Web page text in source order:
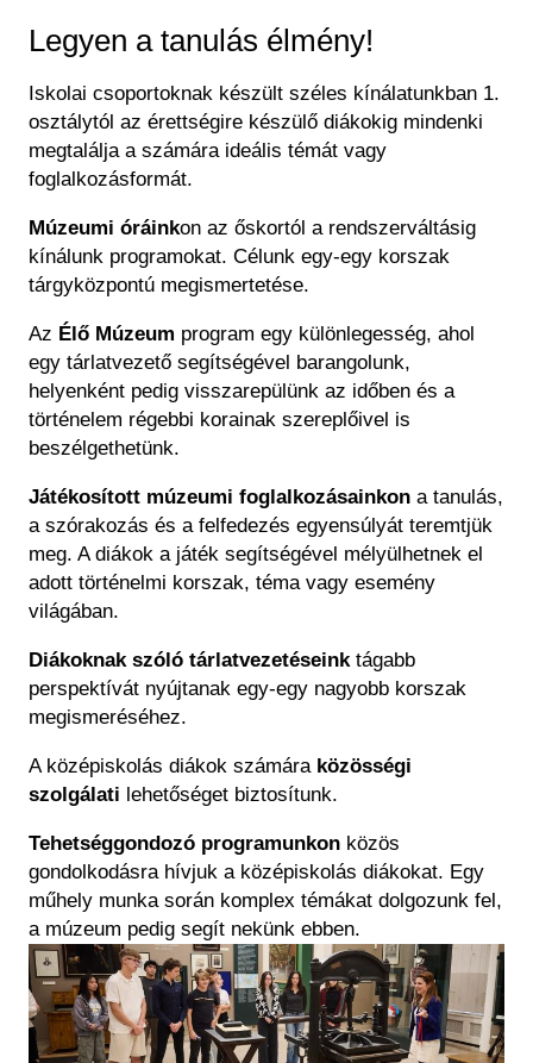
Tagintézmények
Közérdekű adatok
Képcsarnok
Történeti Fényképtár
Éremtár
Adattár
Központi Könyvtár
Legyen a tanulás élmény!
Iskolai csoportoknak készült széles kínálatunkban 1.
osztálytól az érettségire készülő diákokig mindenki
megtalálja a számára ideális témát vagy
foglalkozásformát.
Múzeumi óráinkon az őskortól a rendszerváltásig
kínálunk programokat. Célunk egy-egy korszak
tárgyközpontú megismertetése.
Az Élő Múzeum program egy különlegesség, ahol
egy tárlatvezető segítségével barangolunk,
helyenként pedig visszarepülünk az időben és a
történelem régebbi korainak szereplőivel is
beszélgethetünk.
Játékosított múzeumi foglalkozásainkon a tanulás,
a szórakozás és a felfedezés egyensúlyát teremtjük
meg. A diákok a játék segítségével mélyülhetnek el
adott történelmi korszak, téma vagy esemény
világában.
Diákoknak szóló tárlatvezetéseink tágabb
perspektívát nyújtanak egy-egy nagyobb korszak
megismeréséhez.
A középiskolás diákok számára közösségi
szolgálati lehetőséget biztosítunk.
Tehetséggondozó programunkon közös
gondolkodásra hívjuk a középiskolás diákokat. Egy
műhely munka során komplex témákat dolgozunk fel,
a múzeum pedig segít nekünk ebben.